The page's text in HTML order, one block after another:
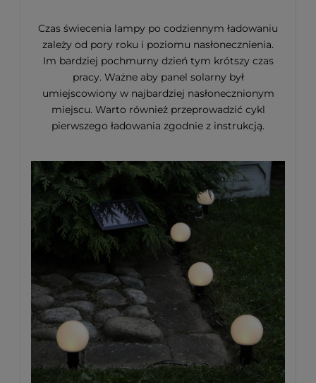
Czas świecenia lampy po codziennym ładowaniu
zależy od pory roku i poziomu nasłonecznienia.
Im bardziej pochmurny dzień tym krótszy czas
pracy. Ważne aby panel solarny był
umiejscowiony w najbardziej nasłonecznionym
miejscu. Warto również przeprowadzić cykl
pierwszego ładowania zgodnie z instrukcją.